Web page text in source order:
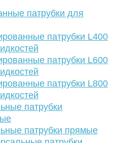
патрубки для
патрубки L400
патрубки L600
патрубки L800
патрубки
патрубки прямые